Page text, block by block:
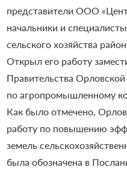
представители ООО
начальники и
сельского хозяйства
Открыл его работу
Правительства Орловской
по агропромышленному
Как было отмечено,
работу по повышению
земель
была обозначена в